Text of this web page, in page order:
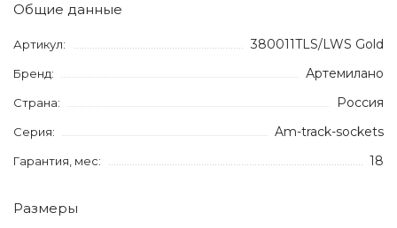
Общие данные
Артикул: 380011TLS/LWS Gold
Бренд: Артемилано
Страна: Россия
Серия: Am-track-sockets
Гарантия, мес: 18
Размеры